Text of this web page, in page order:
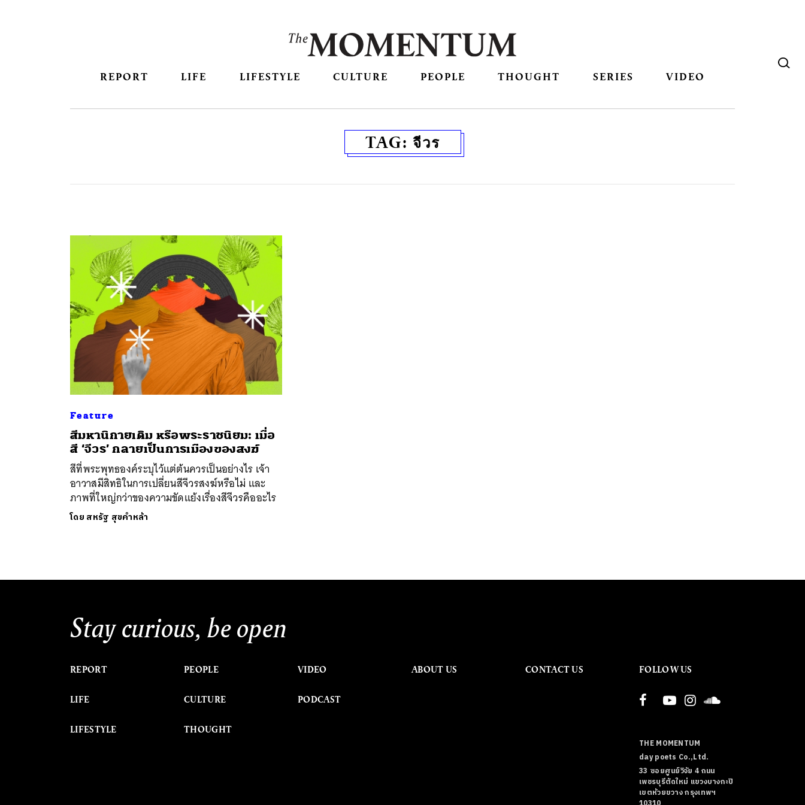
REPORT LIFE LIFESTYLE CULTURE PEOPLE THOUGHT SERIES VIDEO
TAG: จีวร
Feature
สีมหานิกายเดิม หรือพระราชนิยม: เมื่อ
สี ‘จีวร’ กลายเป็นการเมืองของสงฆ์
สีที่พระพุทธองค์ระบุไว้แต่ต้นควรเป็นอย่างไร เจ้า
อาวาสมีสิทธิในการเปลี่ยนสีจีวรสงฆ์หรือไม่ และ
ภาพที่ใหญ่กว่าของความขัดแย้งเรื่องสีจีวรคืออะไร
โดย สหรัฐ สุขคำหล้า
Stay curious, be open
REPORT
LIFE
LIFESTYLE
PEOPLE
CULTURE
THOUGHT
VIDEO
PODCAST
ABOUT US CONTACT US FOLLOW US
THE MOMENTUM
day poets Co.,Ltd.
33 ซอยศูนย์วิจัย 4 ถนน
เพชรบุรีตัดใหม่ แขวงบางกะปิ
เขตห้วยขวาง กรุงเทพฯ